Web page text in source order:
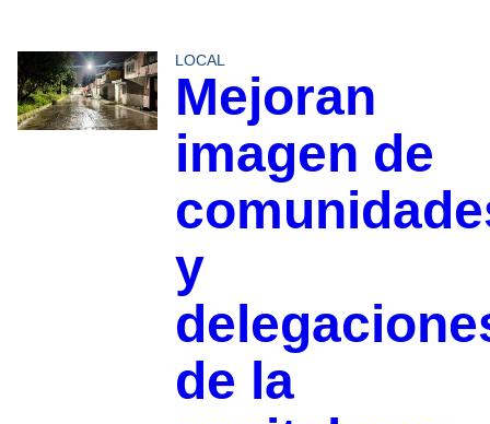
LOCAL
Mejoran
imagen de
y
de la